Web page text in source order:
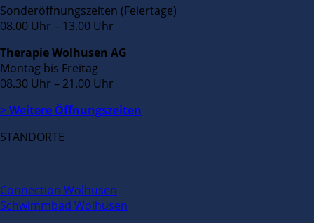
Sonderöffnungszeiten (Feiertage)
08.00 Uhr – 13.00 Uhr
Therapie Wolhusen AG
Montag bis Freitag
08.30 Uhr – 21.00 Uhr
> Weitere Öffnungszeiten
STANDORTE
Connection Wolhusen
Schwimmbad Wolhusen